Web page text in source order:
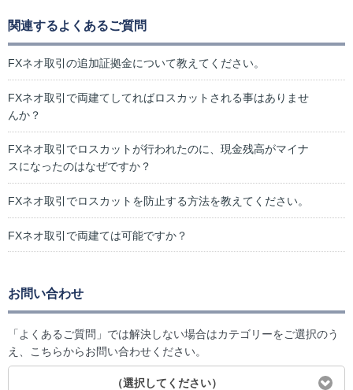
関連するよくあるご質問
FXネオ取引の追加証拠金について教えてください。
FXネオ取引で両建てしてればロスカットされる事はありませ
んか？
FXネオ取引でロスカットが行われたのに、現金残高がマイナ
スになったのはなぜですか？
FXネオ取引でロスカットを防止する方法を教えてください。
FXネオ取引で両建ては可能ですか？
お問い合わせ
「よくあるご質問」では解決しない場合はカテゴリーをご選択のう
え、こちらからお問い合わせください。
（選択してください）